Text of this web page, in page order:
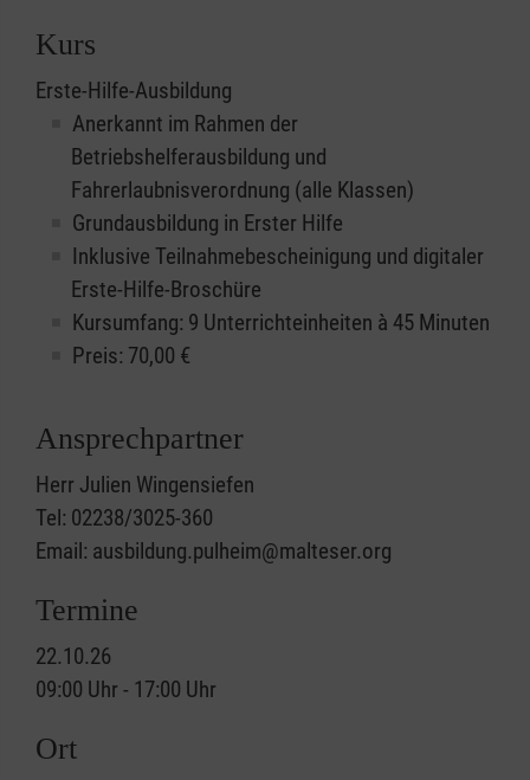
Kurs
Erste-Hilfe-Ausbildung
Anerkannt im Rahmen der
Betriebshelferausbildung und
Fahrerlaubnisverordnung (alle Klassen)
Grundausbildung in Erster Hilfe
Inklusive Teilnahmebescheinigung und digitaler
Erste-Hilfe-Broschüre
Kursumfang: 9 Unterrichteinheiten à 45 Minuten
Preis: 70,00 €
Ansprechpartner
Herr Julien Wingensiefen
Tel: 02238/3025-360
Email: ausbildung.pulheim@malteser.org
Termine
22.10.26
09:00 Uhr - 17:00 Uhr
Ort